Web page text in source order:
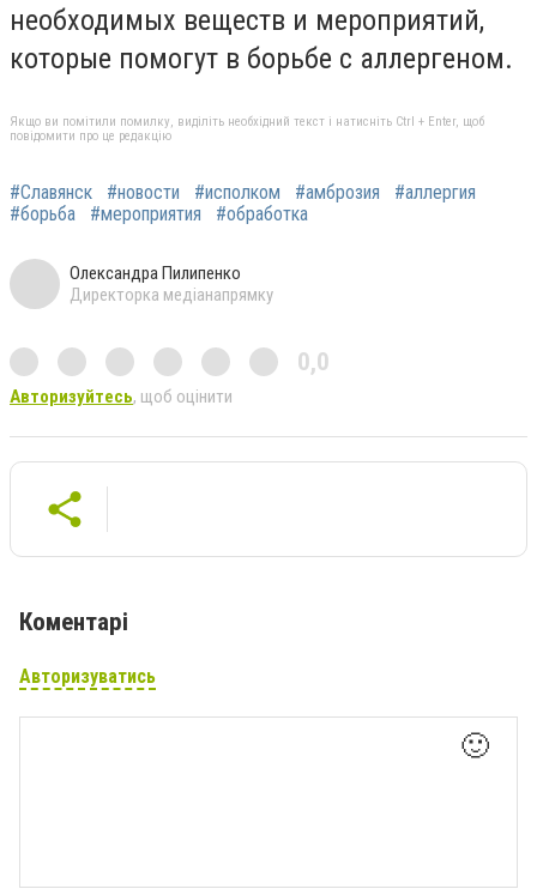
необходимых веществ и мероприятий,
которые помогут в борьбе с аллергеном.
Якщо ви помітили помилку, виділіть необхідний текст і натисніть Ctrl + Enter, щоб
повідомити про це редакцію
#Славянск #новости #исполком #амброзия
#аллергия
#борьба
#мероприятия #обработка
Олександра Пилипенко
Директорка медіанапрямку
0,0
Авторизуйтесь, щоб оцінити
Коментарі
Авторизуватись
🙂